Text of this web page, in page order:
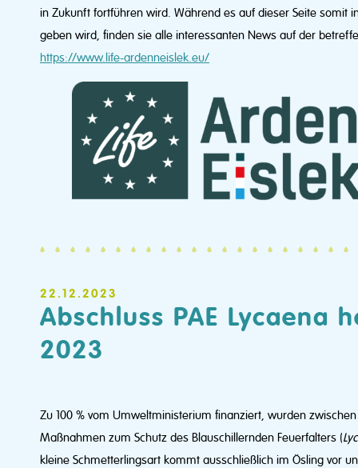
in Zukunft fortführen wird. Während es auf dieser Seite somit
geben wird, finden sie alle interessanten News auf der
https://www.life-ardenneislek.eu/
22.12.2023
Abschluss PAE Lycaena
2023
Zu 100 % vom Umweltministerium finanziert, wurden
Maßnahmen zum Schutz des Blauschillernden Feuerfalters (
kleine Schmetterlingsart kommt ausschließlich im Ösling vor